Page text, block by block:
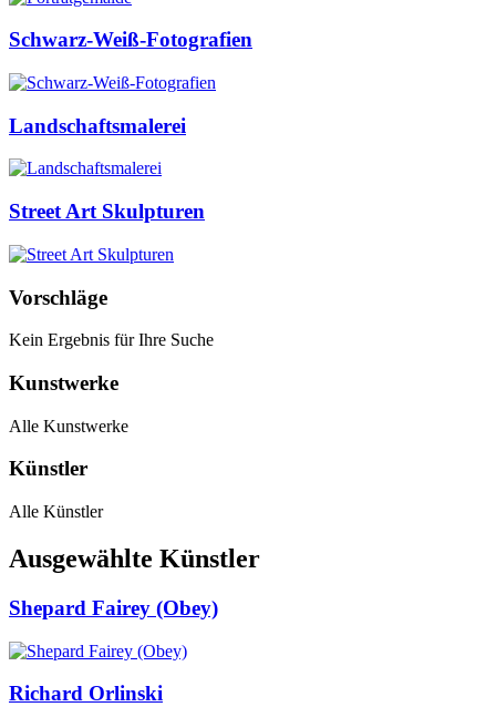
Schwarz-Weiß-Fotografien
Landschaftsmalerei
Street Art Skulpturen
Vorschläge
Kein Ergebnis für Ihre Suche
Kunstwerke
Alle Kunstwerke
Künstler
Alle Künstler
Ausgewählte Künstler
Shepard Fairey (Obey)
Richard Orlinski